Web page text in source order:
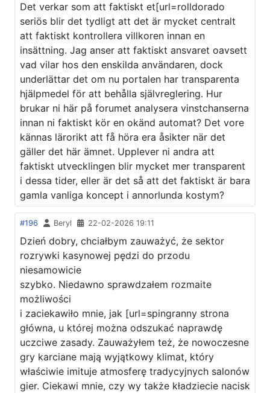
Det verkar som att faktiskt et[url=rolldorado
seriös blir det tydligt att det är mycket centralt
att faktiskt kontrollera villkoren innan en
insättning. Jag anser att faktiskt ansvaret oavsett
vad vilar hos den enskilda användaren, dock
underlättar det om nu portalen har transparenta
hjälpmedel för att behålla självreglering. Hur
brukar ni här på forumet analysera vinstchanserna
innan ni faktiskt kör en okänd automat? Det vore
kännas lärorikt att få höra era åsikter när det
gäller det här ämnet. Upplever ni andra att
faktiskt utvecklingen blir mycket mer transparent
i dessa tider, eller är det så att det faktiskt är bara
gamla vanliga koncept i annorlunda kostym?
#196 Beryl 22-02-2026 19:11
Dzień dobry, chciałbym zauważyć, że sektor
rozrywki kasynowej pędzi do przodu
niesamowicie
szybko. Niedawno sprawdzałem rozmaite
możliwości
i zaciekawiło mnie, jak [url=spingranny strona
główna, u której można odszukać naprawdę
uczciwe zasady. Zauważyłem też, że nowoczesne
gry karciane mają wyjątkowy klimat, który
właściwie imituje atmosferę tradycyjnych salonów
gier. Ciekawi mnie, czy wy także kładziecie nacisk